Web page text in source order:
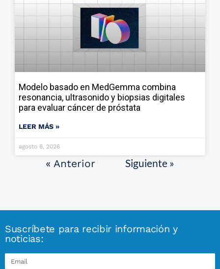
Modelo basado en MedGemma combina
resonancia, ultrasonido y biopsias digitales
para evaluar cáncer de próstata
LEER MÁS »
agosto 6, 2026
« Anterior Siguiente »
Suscríbete para recibir información y
noticias: